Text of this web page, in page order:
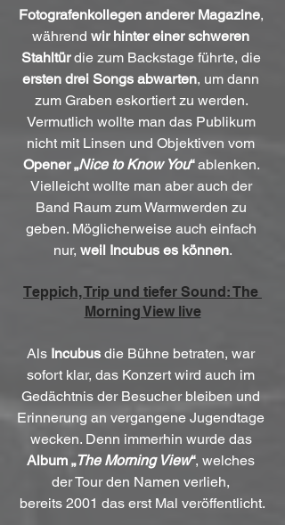
Fotografenkollegen anderer Magazine,
während wir hinter einer schweren
Stahltür die zum Backstage führte, die
ersten drei Songs abwarten, um dann
zum Graben eskortiert zu werden.
Vermutlich wollte man das Publikum
nicht mit Linsen und Objektiven vom
Opener „Nice to Know You“ ablenken.
Vielleicht wollte man aber auch der
Band Raum zum Warmwerden zu
geben. Möglicherweise auch einfach
nur, weil Incubus es können.
Teppich, Trip und tiefer Sound: The
Morning View live
Als Incubus die Bühne betraten, war
sofort klar, das Konzert wird auch im
Gedächtnis der Besucher bleiben und
Erinnerung an vergangene Jugendtage
wecken. Denn immerhin wurde das
Album „The Morning View“, welches
der Tour den Namen verlieh,
bereits 2001 das erst Mal veröffentlicht.